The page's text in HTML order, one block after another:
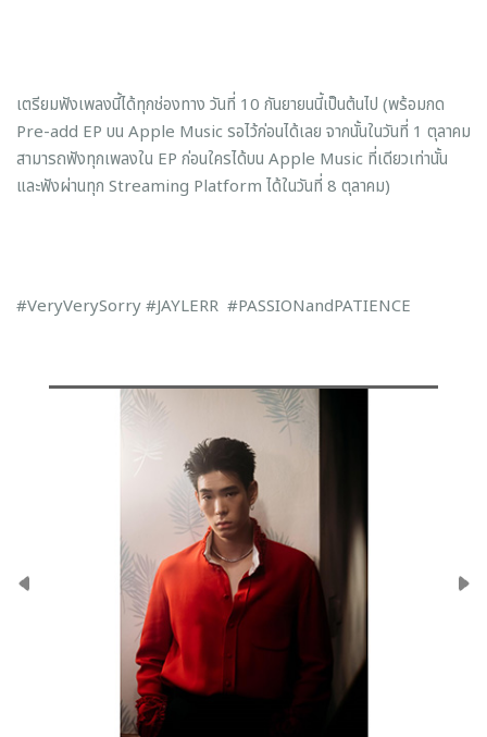
เตรียมฟังเพลงนี้ได้ทุกช่องทาง วันที่ 10 กันยายนนี้เป็นต้นไป (พร้อมกด
Pre-add EP บน Apple Music รอไว้ก่อนได้เลย จากนั้นในวันที่ 1 ตุลาคม
สามารถฟังทุกเพลงใน EP ก่อนใครได้บน Apple Music ที่เดียวเท่านั้น
และฟังผ่านทุก Streaming Platform ได้ในวันที่ 8 ตุลาคม)
#VeryVerySorry #JAYLERR #PASSIONandPATIENCE